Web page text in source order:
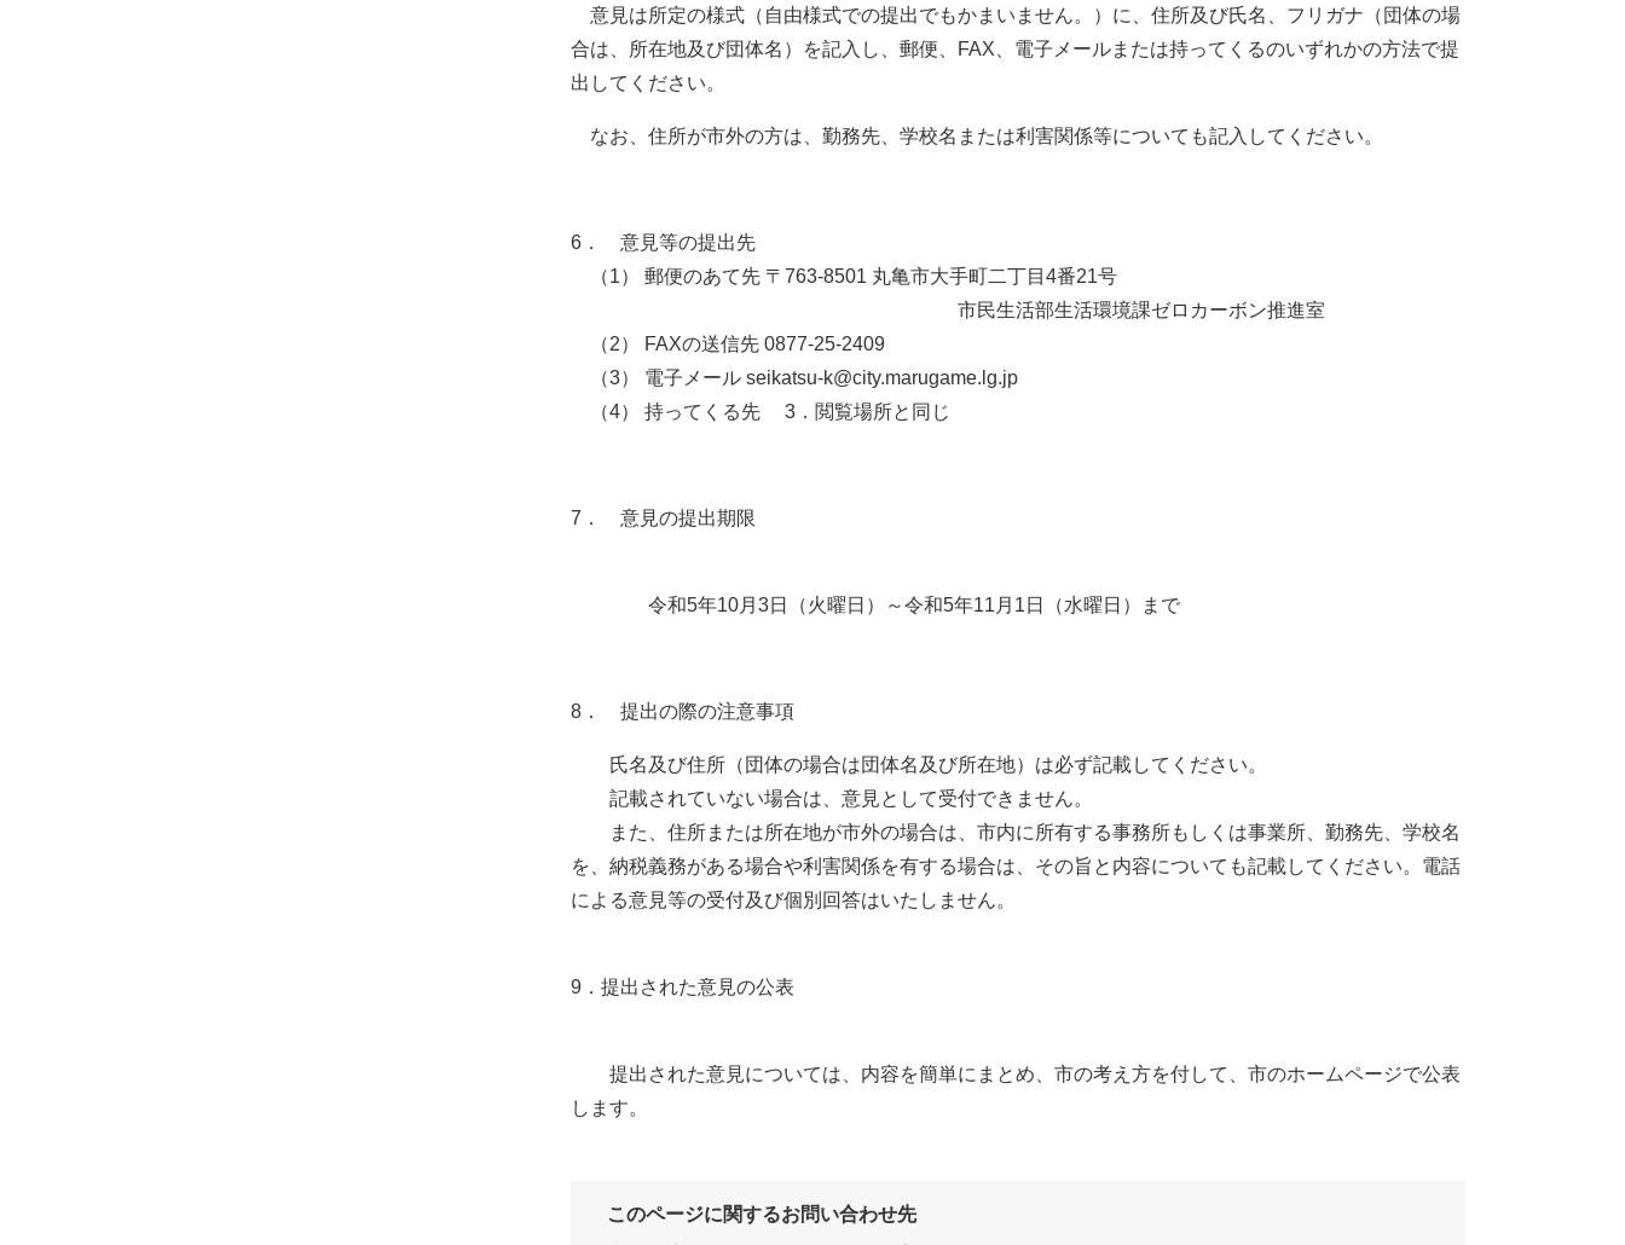
意見は所定の様式（自由様式での提出でもかまいません。）に、住所及び氏名、フリガナ（団体の場
合は、所在地及び団体名）を記入し、郵便、FAX、電子メールまたは持ってくるのいずれかの方法で提
出してください。
なお、住所が市外の方は、勤務先、学校名または利害関係等についても記入してください。
6． 意見等の提出先
（1） 郵便のあて先 〒763-8501 丸亀市大手町二丁目4番21号
市民生活部生活環境課ゼロカーボン推進室
（2） FAXの送信先 0877-25-2409
（3） 電子メール seikatsu‐k@city.marugame.lg.jp
（4） 持ってくる先 3．閲覧場所と同じ
7． 意見の提出期限
令和5年10月3日（火曜日）～令和5年11月1日（水曜日）まで
8． 提出の際の注意事項
氏名及び住所（団体の場合は団体名及び所在地）は必ず記載してください。
記載されていない場合は、意見として受付できません。
また、住所または所在地が市外の場合は、市内に所有する事務所もしくは事業所、勤務先、学校名
を、納税義務がある場合や利害関係を有する場合は、その旨と内容についても記載してください。電話
による意見等の受付及び個別回答はいたしません。
9．提出された意見の公表
提出された意見については、内容を簡単にまとめ、市の考え方を付して、市のホームページで公表
します。
このページに関するお問い合わせ先